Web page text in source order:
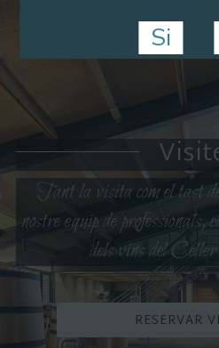
Tant la visita com el tast
nostre equip de professionals,
dels vins del
RESERVAR
Si